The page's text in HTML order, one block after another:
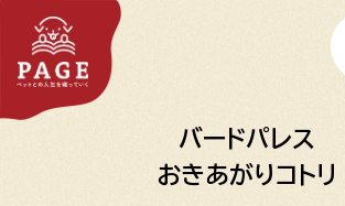
バードパレス
おきあがりコトリ